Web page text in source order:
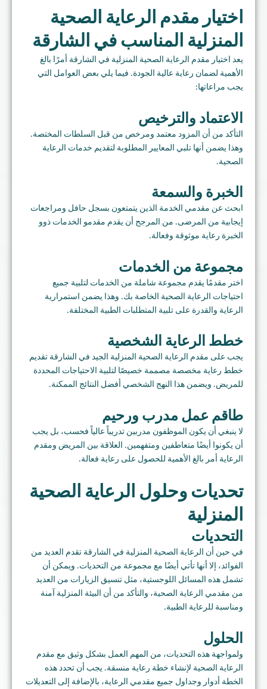
اختيار مقدم الرعاية الصحية
المنزلية المناسب في الشارقة
يعد اختيار مقدم الرعاية الصحية المنزلية في الشارقة أمرًا بالغ
الأهمية لضمان رعاية عالية الجودة. فيما يلي بعض العوامل التي
يجب مراعاتها:
الاعتماد والترخيص
التأكد من أن المزود معتمد ومرخص من قبل السلطات المختصة.
وهذا يضمن أنها تلبي المعايير المطلوبة لتقديم خدمات الرعاية
الصحية.
الخبرة والسمعة
ابحث عن مقدمي الخدمة الذين يتمتعون بسجل حافل ومراجعات
إيجابية من المرضى. من المرجح أن يقدم مقدمو الخدمات ذوو
الخبرة رعاية موثوقة وفعالة.
مجموعة من الخدمات
اختر مقدمًا يقدم مجموعة شاملة من الخدمات لتلبية جميع
احتياجات الرعاية الصحية الخاصة بك. وهذا يضمن استمرارية
الرعاية والقدرة على تلبية المتطلبات الطبية المختلفة.
خطط الرعاية الشخصية
يجب على مقدم الرعاية الصحية المنزلية الجيد في الشارقة تقديم
خطط رعاية مخصصة مصممة خصيصًا لتلبية الاحتياجات المحددة
للمريض. ويضمن هذا النهج الشخصي أفضل النتائج الممكنة.
طاقم عمل مدرب ورحيم
لا ينبغي أن يكون الموظفون مدربين تدريباً عالياً فحسب، بل يجب
أن يكونوا أيضًا متعاطفين ومتفهمين. العلاقة بين المريض ومقدم
الرعاية أمر بالغ الأهمية للحصول على رعاية فعالة.
تحديات وحلول الرعاية الصحية
المنزلية
التحديات
في حين أن الرعاية الصحية المنزلية في الشارقة تقدم العديد من
الفوائد، إلا أنها تأتي أيضًا مع مجموعة من التحديات. ويمكن أن
تشمل هذه المسائل اللوجستية، مثل تنسيق الزيارات من العديد
من مقدمي الرعاية الصحية، والتأكد من أن البيئة المنزلية آمنة
ومناسبة للرعاية الطبية.
الحلول
ولمواجهة هذه التحديات، من المهم العمل بشكل وثيق مع مقدم
الرعاية الصحية لإنشاء خطة رعاية منسقة. يجب أن تحدد هذه
الخطة أدوار وجداول جميع مقدمي الرعاية، بالإضافة إلى التعديلات